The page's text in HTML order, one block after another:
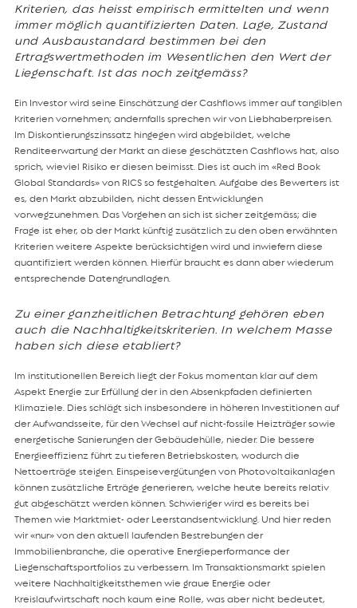
Kriterien, das heisst empirisch ermittelten und wenn
immer möglich quantifizierten Daten. Lage, Zustand
und Ausbaustandard bestimmen bei den
Ertragswertmethoden im Wesentlichen den Wert der
Liegenschaft. Ist das noch zeitgemäss?
Ein Investor wird seine Einschätzung der Cashflows immer auf tangiblen
Kriterien vornehmen; andernfalls sprechen wir von Liebhaberpreisen.
Im Diskontierungszinssatz hingegen wird abgebildet, welche
Renditeerwartung der Markt an diese geschätzten Cashflows hat, also
sprich, wieviel Risiko er diesen beimisst. Dies ist auch im «Red Book
Global Standards» von RICS so festgehalten. Aufgabe des Bewerters ist
es, den Markt abzubilden, nicht dessen Entwicklungen
vorwegzunehmen. Das Vorgehen an sich ist sicher zeitgemäss; die
Frage ist eher, ob der Markt künftig zusätzlich zu den oben erwähnten
Kriterien weitere Aspekte berücksichtigen wird und inwiefern diese
quantifiziert werden können. Hierfür braucht es dann aber wiederum
entsprechende Datengrundlagen.
Zu einer ganzheitlichen Betrachtung gehören eben
auch die Nachhaltigkeitskriterien. In welchem Masse
haben sich diese etabliert?
Im institutionellen Bereich liegt der Fokus momentan klar auf dem
Aspekt Energie zur Erfüllung der in den Absenkpfaden definierten
Klimaziele. Dies schlägt sich insbesondere in höheren Investitionen auf
der Aufwandsseite, für den Wechsel auf nicht-fossile Heizträger sowie
energetische Sanierungen der Gebäudehülle, nieder. Die bessere
Energieeffizienz führt zu tieferen Betriebskosten, wodurch die
Nettoerträge steigen. Einspeisevergütungen von Photovoltaikanlagen
können zusätzliche Erträge generieren, welche heute bereits relativ
gut abgeschätzt werden können. Schwieriger wird es bereits bei
Themen wie Marktmiet- oder Leerstandsentwicklung. Und hier reden
wir «nur» von den aktuell laufenden Bestrebungen der
Immobilienbranche, die operative Energieperformance der
Liegenschaftsportfolios zu verbessern. Im Transaktionsmarkt spielen
weitere Nachhaltigkeitsthemen wie graue Energie oder
Kreislaufwirtschaft noch kaum eine Rolle, was aber nicht bedeutet,